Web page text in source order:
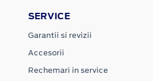
SERVICE
Garantii si revizii
Accesorii
Rechemari in service